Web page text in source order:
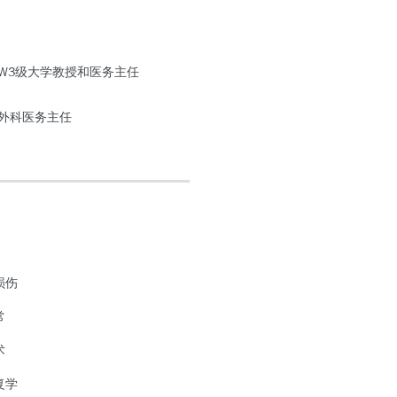
级大学教授和医务主任
科医务主任
伤
学